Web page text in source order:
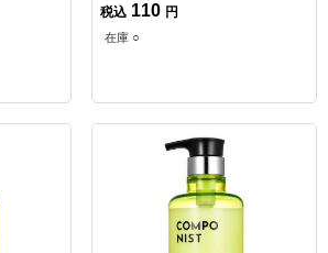
税込 110 円
在庫 ○